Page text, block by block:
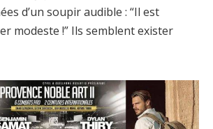
d’un soupir audible : “Il est
modeste !” Ils semblent exister